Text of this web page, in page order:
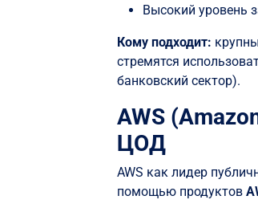
Высокий уровень
Кому подходит:
стремятся
банковский сектор).
AWS
ЦОД
AWS как лидер
помощью продуктов